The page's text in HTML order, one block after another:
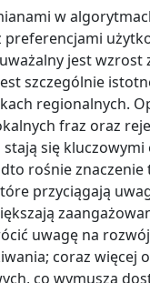
w
jest wzrost
szczególnie
regionalnych.
fraz oraz
się
rośnie
przyciągają
uwagę na
coraz więcej
co wymusza